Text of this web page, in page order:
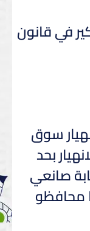
في قانون
سوق
بحد
صانعي
محافظو